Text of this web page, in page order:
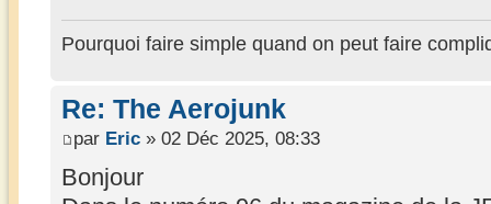
Pourquoi faire simple quand on peut faire
Re: The Aerojunk
par Eric » 02 Déc 2025, 08:33
Bonjour